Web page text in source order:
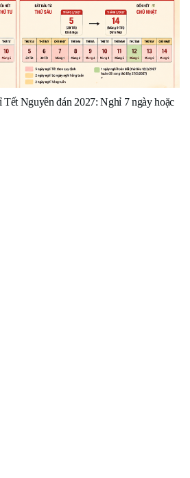
Nguyên đán 2027: Nghỉ 7 ngày hoặc